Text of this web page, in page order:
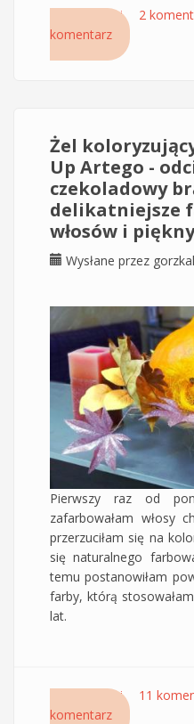
Czytaj dalejwpis
Hair
2
komentarz
Żel
Up Artego -
czekoladowy
delikatniejsze
włosów i
Wysłane przez
Pierwszy raz od
zafarbowałam włosy
przerzuciłam się na
się naturalnego
temu postanowiłam
farby, którą
lat.
Czytaj dalejwpis Żel
- odcień
11
komentarz